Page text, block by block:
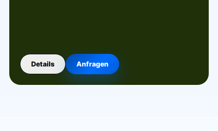
Details Anfragen